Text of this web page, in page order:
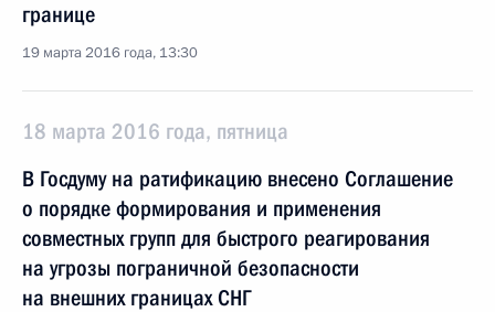
границе
19 марта 2016 года, 13:30
18 марта 2016 года, пятница
В Госдуму на ратификацию внесено Соглашение
о порядке формирования и применения
совместных групп для быстрого реагирования
на угрозы пограничной безопасности
на внешних границах СНГ